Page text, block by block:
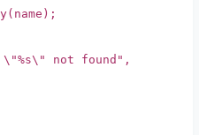
not found" ,